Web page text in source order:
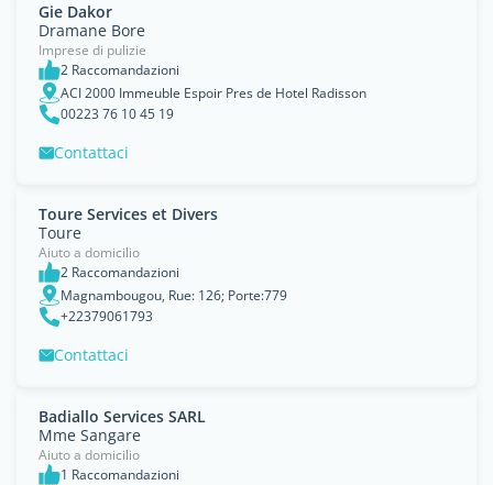
Gie Dakor
Dramane Bore
Imprese di pulizie
2 Raccomandazioni
ACI 2000 Immeuble Espoir Pres de Hotel Radisson
00223 76 10 45 19
Contattaci
Toure Services et Divers
Toure
Aiuto a domicilio
2 Raccomandazioni
Magnambougou, Rue: 126; Porte:779
+22379061793
Contattaci
Badiallo Services SARL
Mme Sangare
Aiuto a domicilio
1 Raccomandazioni